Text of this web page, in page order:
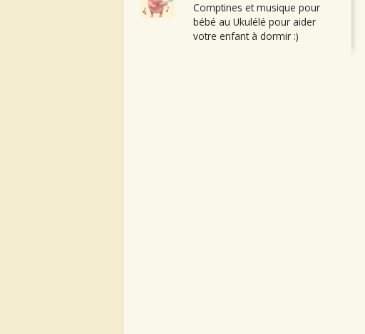
Comptines et musique pour
bébé au Ukulélé pour aider
votre enfant à dormir :)